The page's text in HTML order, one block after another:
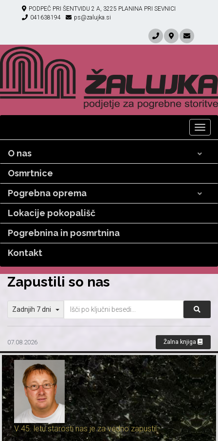
PODPEČ PRI ŠENTVIDU 2 A, 3225 PLANINA PRI SEVNICI
041638194
ps@zalujka.si
O nas
Osmrtnice
Pogrebna oprema
Lokacije pokopališč
Pogrebnina in posmrtnina
Kontakt
Zapustili so nas
Zadnjih 7 dni
07.08.2026 Žalna knjiga
V 45. letu starosti nas je za vedno zapustil